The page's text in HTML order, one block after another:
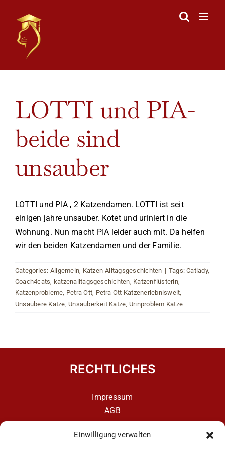
Einwilligung verwalten
content
Larger
Image
LOTTI und PIA-
beide sind
unsauber
LOTTI und PIA , 2 Katzendamen. LOTTI ist seit
einigen jahre unsauber. Kotet und uriniert in die
Wohnung. Nun macht PIA leider auch mit. Da helfen
wir den beiden Katzendamen und der Familie.
Categories: Allgemein, Katzen-Alltagsgeschichten | Tags:Catlady,
Coach4cats, katzenalltagsgeschichten, Katzenflüsterin,
Katzenprobleme, Petra Ott, Petra Ott Katzenerlebniswelt,
Unsaubere Katze, Unsauberkeit Katze, Urinproblem Katze
RECHTLICHES
Impressum
AGB
Datenschutzerklärung
Datenschutzerklärung – aCATemy Katzentraining